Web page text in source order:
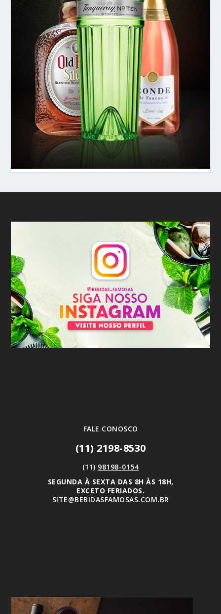
FALE CONOSCO
(11) 2198-8530
(11) 98198-0154
SEGUNDA À SEXTA DAS 8H ÀS 18H,
EXCETO FERIADOS.
SITE@BEBIDASFAMOSAS.COM.BR